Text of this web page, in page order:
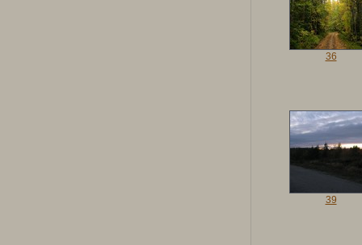
36
39